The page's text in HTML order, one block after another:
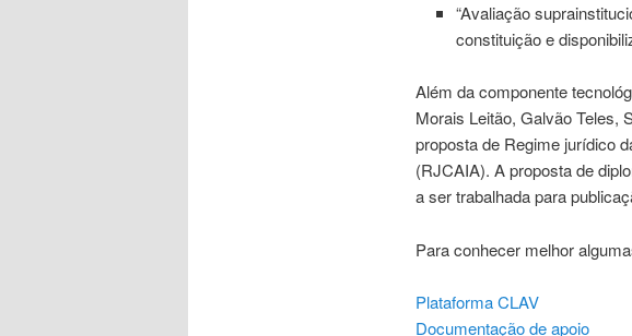
“Avaliação
constituição e
Além da componente
Morais Leitão, Galvão Teles,
proposta de Regime jurídico
(RJCAIA). A proposta de
a ser trabalhada para
Para conhecer melhor
Plataforma CLAV
Documentação de apoio